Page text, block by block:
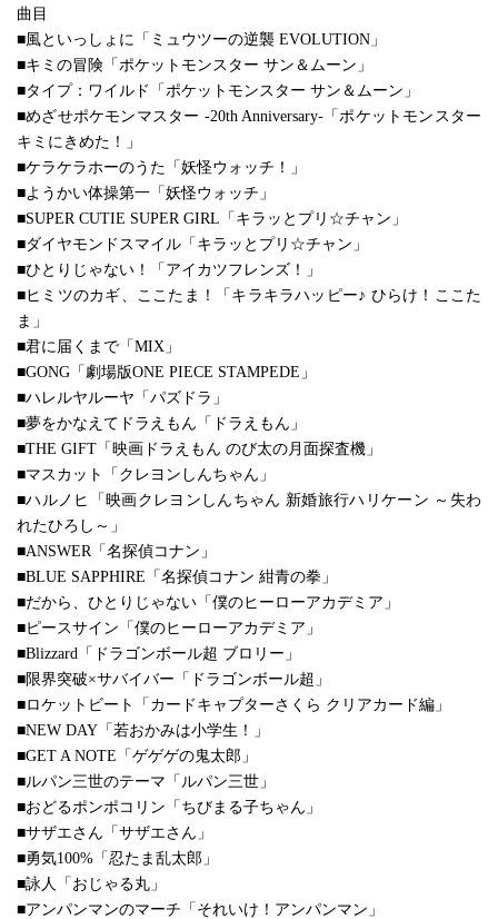
曲目
■風といっしょに「ミュウツーの逆襲 EVOLUTION」
■キミの冒険「ポケットモンスター サン＆ムーン」
■タイプ：ワイルド「ポケットモンスター サン＆ムーン」
■めざせポケモンマスター -20th Anniversary-「ポケットモンスター
キミにきめた！」
■ケラケラホーのうた「妖怪ウォッチ！」
■ようかい体操第一「妖怪ウォッチ」
■SUPER CUTIE SUPER GIRL「キラッとプリ☆チャン」
■ダイヤモンドスマイル「キラッとプリ☆チャン」
■ひとりじゃない！「アイカツフレンズ！」
■ヒミツのカギ、ここたま！「キラキラハッピー♪ ひらけ！ここた
ま」
■君に届くまで「MIX」
■GONG「劇場版ONE PIECE STAMPEDE」
■ハレルヤルーヤ「パズドラ」
■夢をかなえてドラえもん「ドラえもん」
■THE GIFT「映画ドラえもん のび太の月面探査機」
■マスカット「クレヨンしんちゃん」
■ハルノヒ「映画クレヨンしんちゃん 新婚旅行ハリケーン ～失わ
れたひろし～」
■ANSWER「名探偵コナン」
■BLUE SAPPHIRE「名探偵コナン 紺青の拳」
■だから、ひとりじゃない「僕のヒーローアカデミア」
■ピースサイン「僕のヒーローアカデミア」
■Blizzard「ドラゴンボール超 ブロリー」
■限界突破×サバイバー「ドラゴンボール超」
■ロケットビート「カードキャプターさくら クリアカード編」
■NEW DAY「若おかみは小学生！」
■GET A NOTE「ゲゲゲの鬼太郎」
■ルパン三世のテーマ「ルパン三世」
■おどるポンポコリン「ちびまる子ちゃん」
■サザエさん「サザエさん」
■勇気100%「忍たま乱太郎」
■詠人「おじゃる丸」
■アンパンマンのマーチ「それいけ！アンパンマン」